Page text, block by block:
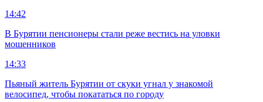
14:42
В Бурятии пенсионеры стали реже вестись на уловки
мошенников
14:33
Пьяный житель Бурятии от скуки угнал у знакомой
велосипед, чтобы покататься по городу